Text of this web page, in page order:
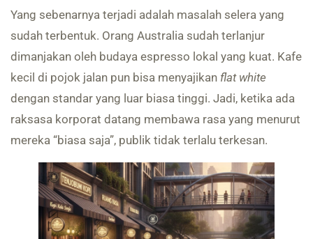
Yang sebenarnya terjadi adalah masalah selera yang
sudah terbentuk. Orang Australia sudah terlanjur
dimanjakan oleh budaya espresso lokal yang kuat. Kafe
kecil di pojok jalan pun bisa menyajikan flat white
dengan standar yang luar biasa tinggi. Jadi, ketika ada
raksasa korporat datang membawa rasa yang menurut
mereka “biasa saja”, publik tidak terlalu terkesan.